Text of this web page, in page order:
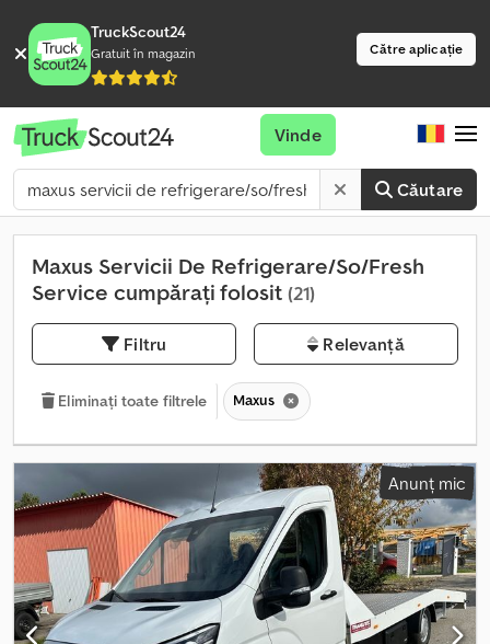
TruckScout24
Gratuit în magazin Către aplicație
Căutare
Vinde
Maxus Servicii De Refrigerare/So/Fresh
Service cumpărați folosit (21)
Filtru Relevanță
Eliminați toate filtrele Maxus
Anunț mic